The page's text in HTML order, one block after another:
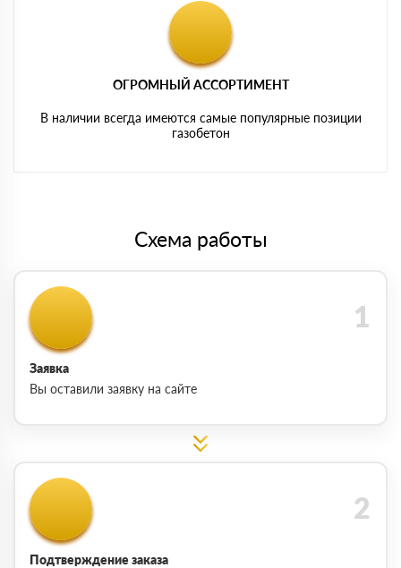
ОГРОМНЫЙ АССОРТИМЕНТ
В наличии всегда имеются самые популярные позиции
газобетон
Схема работы
Заявка
Вы оставили заявку на сайте
Подтверждение заказа